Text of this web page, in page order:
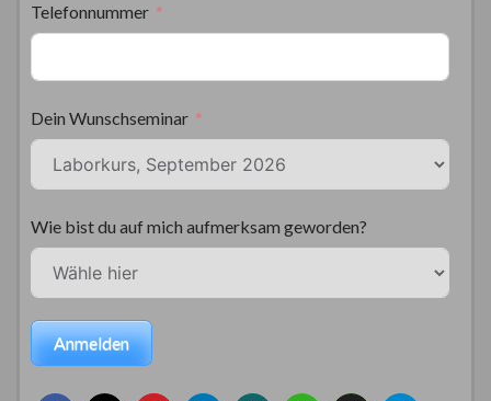
Telefonnummer
Dein Wunschseminar
Wie bist du auf mich aufmerksam geworden?
Anmelden